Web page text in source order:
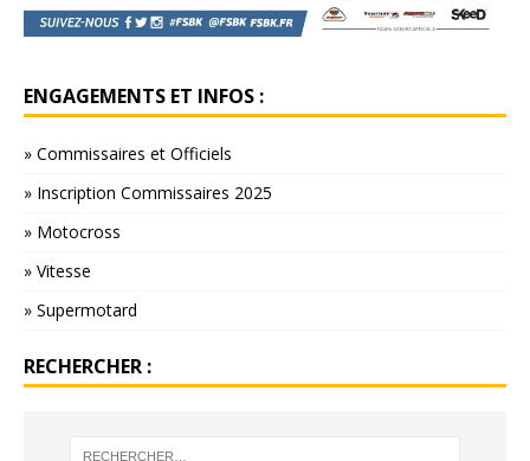
ENGAGEMENTS ET INFOS :
» Commissaires et Officiels
» Inscription Commissaires 2025
» Motocross
» Vitesse
» Supermotard
RECHERCHER :